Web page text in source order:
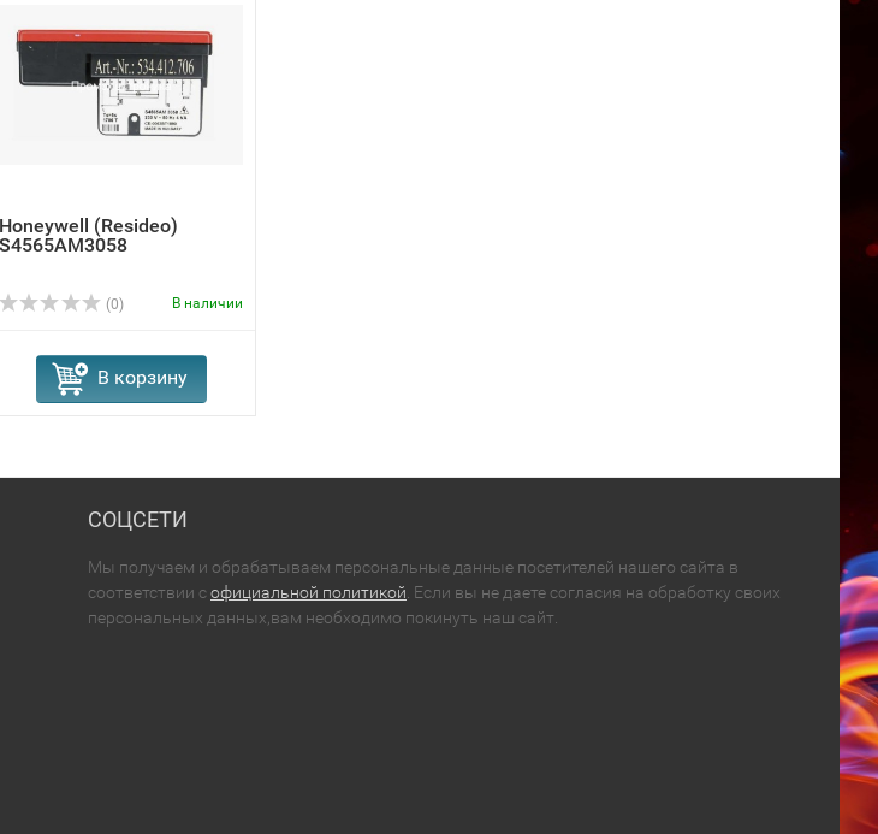
Honeywell (Resideo)
S4565AM3058
(0) В наличии
В корзину
СОЦСЕТИ
Мы получаем и обрабатываем персональные данные посетителей нашего сайта в
соответствии софициальной политикой . Если вы не даете согласия на обработку своих
персональных данных,вам необходимо покинуть наш сайт.